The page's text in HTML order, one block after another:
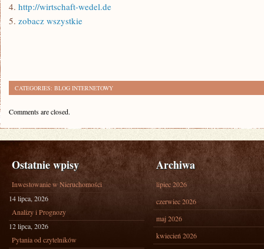
4. http://wirtschaft-wedel.de
5. zobacz wszystkie
CATEGORIES: BLOG INTERNETOWY
Comments are closed.
Ostatnie wpisy
Inwestowanie w Nieruchomości
14 lipca, 2026
Analizy i Prognozy
12 lipca, 2026
Pytania od czytelników
Archiwa
lipiec 2026
czerwiec 2026
maj 2026
kwiecień 2026